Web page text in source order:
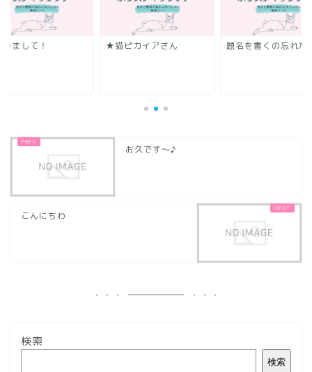
まして！ ★猫ピカイアさん 題名を書くの忘れた
お久です～♪
こんにちわ
検索
検索